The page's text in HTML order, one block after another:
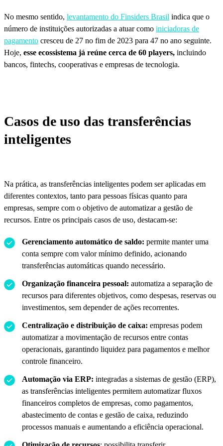
No mesmo sentido, levantamento do Finsiders Brasil indica que o
número de instituições autorizadas a atuar como iniciadoras de
pagamento cresceu de 27 no fim de 2023 para 47 no ano seguinte.
Hoje, esse ecossistema já reúne cerca de 60 players, incluindo
bancos, fintechs, cooperativas e empresas de tecnologia.
Casos de uso das transferências
inteligentes
Na prática, as transferências inteligentes podem ser aplicadas em
diferentes contextos, tanto para pessoas físicas quanto para
empresas, sempre com o objetivo de automatizar a gestão de
recursos. Entre os principais casos de uso, destacam-se:
Gerenciamento automático de saldo: permite manter uma
conta sempre com valor mínimo definido, acionando
transferências automáticas quando necessário.
Organização financeira pessoal: automatiza a separação de
recursos para diferentes objetivos, como despesas, reservas ou
investimentos, sem depender de ações recorrentes.
Centralização e distribuição de caixa: empresas podem
automatizar a movimentação de recursos entre contas
operacionais, garantindo liquidez para pagamentos e melhor
controle financeiro.
Automação via ERP: integradas a sistemas de gestão (ERP),
as transferências inteligentes permitem automatizar fluxos
financeiros completos de empresas, como pagamentos,
abastecimento de contas e gestão de caixa, reduzindo
processos manuais e aumentando a eficiência operacional.